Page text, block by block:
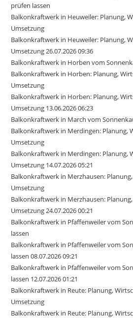
prüfen lassen
Balkonkraftwerk in Heuweiler: Planung,
Umsetzung
Balkonkraftwerk in Heuweiler: Planung,
Umsetzung 26.07.2026 09:36
Balkonkraftwerk in Horben vom
Balkonkraftwerk in Horben: Planung,
Umsetzung
Balkonkraftwerk in Horben: Planung,
Umsetzung 13.06.2026 06:23
Balkonkraftwerk in March vom
Balkonkraftwerk in Merdingen: Planung,
Umsetzung
Balkonkraftwerk in Merdingen: Planung,
Umsetzung 14.07.2026 05:21
Balkonkraftwerk in Merzhausen:
Umsetzung
Balkonkraftwerk in Merzhausen:
Umsetzung 24.07.2026 00:21
Balkonkraftwerk in Pfaffenweiler vom
lassen
Balkonkraftwerk in Pfaffenweiler vom
lassen 08.07.2026 09:21
Balkonkraftwerk in Pfaffenweiler vom
lassen 12.07.2026 01:21
Balkonkraftwerk in Reute: Planung,
Umsetzung
Balkonkraftwerk in Reute: Planung,